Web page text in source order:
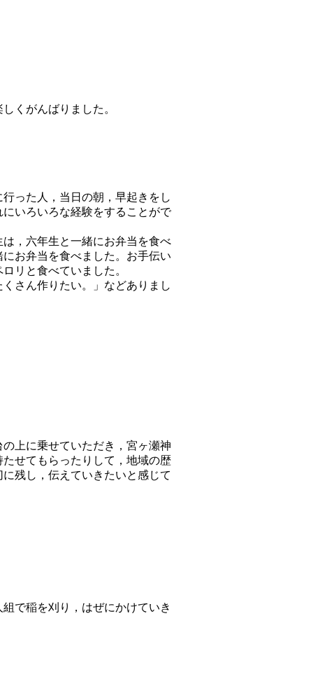
くがんばりました。
った人，当日の朝，早起きをし
いろいろな経験をすることがで
，六年生と一緒にお弁当を食べ
お弁当を食べました。お手伝い
リと食べていました。
さん作りたい。」などありまし
上に乗せていただき，宮ヶ瀬神
せてもらったりして，地域の歴
残し，伝えていきたいと感じて
で稲を刈り，はぜにかけていき